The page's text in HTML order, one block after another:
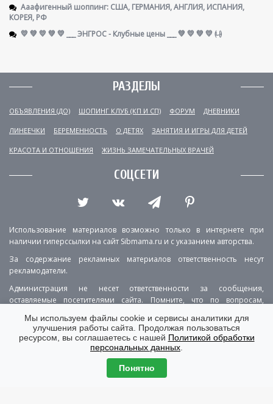
Ааафигенный шоппинг: США, ГЕРМАНИЯ, АНГЛИЯ, ИСПАНИЯ,
КОРЕЯ, РФ
💛 💚 💛 💚 💛 ___ ЭНГРОС - Клубные цены ___ 💚 💛 💚 💛 ㈏
РАЗДЕЛЫ
ОБЪЯВЛЕНИЯ (ДО) ШОПИНГ КЛУБ (КП И СП) ФОРУМ ДНЕВНИКИ
ЛИНЕЕЧКИ БЕРЕМЕННОСТЬ О ДЕТЯХ ЗАНЯТИЯ И ИГРЫ ДЛЯ ДЕТЕЙ
КРАСОТА И ОТНОШЕНИЯ ЖИЗНЬ ЗАМЕЧАТЕЛЬНЫХ ВРАЧЕЙ
СОЦСЕТИ
Использование материалов возможно только в интернете при
наличии гиперссылки на сайт Sibmama.ru и с указанием авторства.
За содержание рекламных материалов ответственность несут
рекламодатели.
Администрация не несет ответственности за сообщения,
оставляемые посетителями сайта. Помните, что по вопросам,
РЕКЛАМА О ПРОЕКТЕ
КОНТАКТЫ
ПОЛИТИКА КОНФИДЕНЦИАЛЬНОСТИ
ВЕРСИЯ ДЛЯ КОМПЬЮТЕРА
Мы используем файлы cookie и сервисы аналитики для
улучшения работы сайта. Продолжая пользоваться
ресурсом, вы соглашаетесь с нашей Политикой обработки
персональных данных
Понятно